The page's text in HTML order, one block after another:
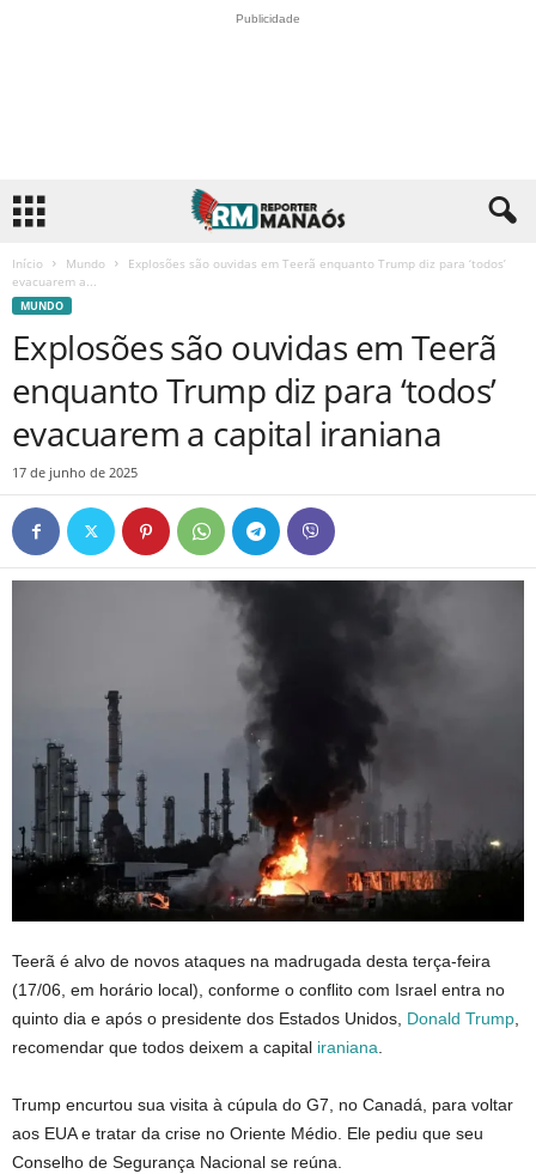
Publicidade
Início Mundo
Explosões são ouvidas em Teerã enquanto Trump diz para ‘todos’
evacuarem a...
MUNDO
Explosões são ouvidas em Teerã
enquanto Trump diz para ‘todos’
evacuarem a capital iraniana
17 de junho de 2025
Teerã é alvo de novos ataques na madrugada desta terça-feira
(17/06, em horário local), conforme o conflito com Israel entra no
quinto dia e após o presidente dos Estados Unidos, Donald Trump,
recomendar que todos deixem a capital iraniana.
Trump encurtou sua visita à cúpula do G7, no Canadá, para voltar
aos EUA e tratar da crise no Oriente Médio. Ele pediu que seu
Conselho de Segurança Nacional se reúna.